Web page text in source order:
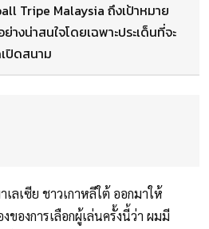
Tripe Malaysia ถึงเป้าหมาย
งน่าสนใจโดยเฉพาะประเด็นที่จะ
ปิดสนาม
ลเซีย ชาวเกาหลีใต้ ออกมาให้
ของการเลือกผู้เล่นครั้งนี้ว่า ผมมี